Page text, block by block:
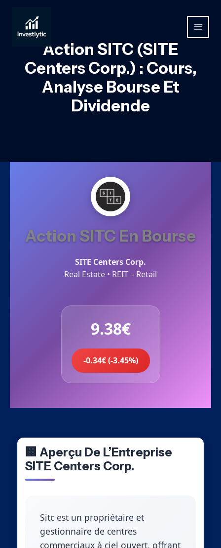
contenu
MAIN
Action SITC (SITE
Centers Corp.) : Cours,
Analyse Bourse Et
Dividende
Action SITC En Bourse
SITE Centers Corp.
Real Estate • REIT – Retail
9.38€
-0.34€ (-3.45%)
🏢 Aperçu De L’Entreprise
SITE Centers Corp.
Sitc est un propriétaire et
gestionnaire de centres
commerciaux à ciel ouvert, offrant